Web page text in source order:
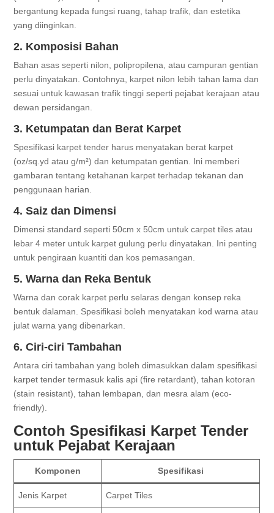
bergantung kepada fungsi ruang, tahap trafik, dan estetika
yang diinginkan.
2. Komposisi Bahan
Bahan asas seperti nilon, polipropilena, atau campuran gentian
perlu dinyatakan. Contohnya, karpet nilon lebih tahan lama dan
sesuai untuk kawasan trafik tinggi seperti pejabat kerajaan atau
dewan persidangan.
3. Ketumpatan dan Berat Karpet
Spesifikasi karpet tender harus menyatakan berat karpet
(oz/sq.yd atau g/m²) dan ketumpatan gentian. Ini memberi
gambaran tentang ketahanan karpet terhadap tekanan dan
penggunaan harian.
4. Saiz dan Dimensi
Dimensi standard seperti 50cm x 50cm untuk carpet tiles atau
lebar 4 meter untuk karpet gulung perlu dinyatakan. Ini penting
untuk pengiraan kuantiti dan kos pemasangan.
5. Warna dan Reka Bentuk
Warna dan corak karpet perlu selaras dengan konsep reka
bentuk dalaman. Spesifikasi boleh menyatakan kod warna atau
julat warna yang dibenarkan.
6. Ciri-ciri Tambahan
Antara ciri tambahan yang boleh dimasukkan dalam spesifikasi
karpet tender termasuk kalis api (fire retardant), tahan kotoran
(stain resistant), tahan lembapan, dan mesra alam (eco-
friendly).
Contoh Spesifikasi Karpet Tender
untuk Pejabat Kerajaan
Komponen Spesifikasi
Jenis Karpet Carpet Tiles